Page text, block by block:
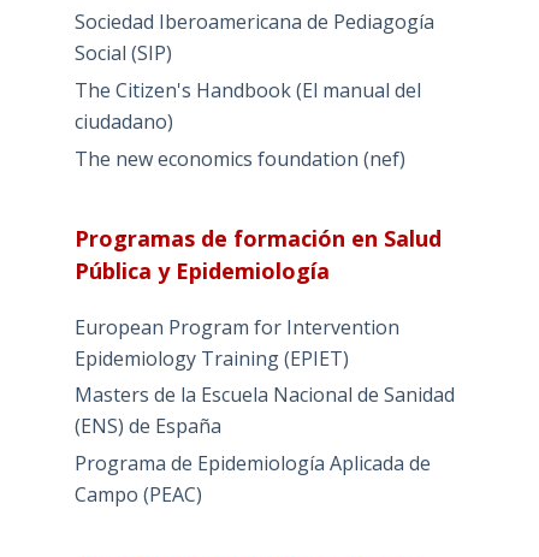
Sociedad Iberoamericana de Pediagogía
Social (SIP)
The Citizen's Handbook (El manual del
ciudadano)
The new economics foundation (nef)
Programas de formación en Salud
Pública y Epidemiología
European Program for Intervention
Epidemiology Training (EPIET)
Masters de la Escuela Nacional de Sanidad
(ENS) de España
Programa de Epidemiología Aplicada de
Campo (PEAC)